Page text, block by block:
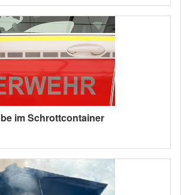
im Schrottcontainer